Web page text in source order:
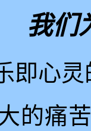
我们
即心灵
的痛